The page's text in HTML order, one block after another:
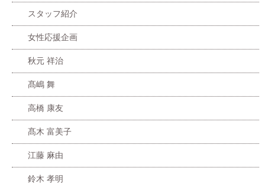
スタッフ紹介
女性応援企画
秋元 祥治
髙嶋 舞
高橋 康友
髙木 富美子
江藤 麻由
鈴木 孝明